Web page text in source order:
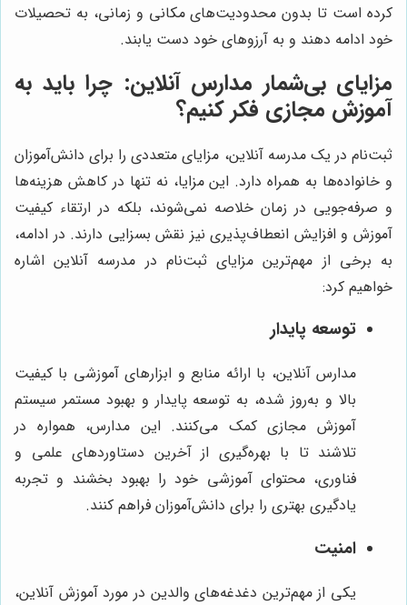
کرده است تا بدون محدودیت‌های مکانی و زمانی، به تحصیلات
خود ادامه دهند و به آرزوهای خود دست یابند.
مزایای بی‌شمار مدارس آنلاین: چرا باید به
آموزش مجازی فکر کنیم؟
ثبت‌نام در یک مدرسه آنلاین، مزایای متعددی را برای دانش‌آموزان
و خانواده‌ها به همراه دارد. این مزایا، نه تنها در کاهش هزینه‌ها
و صرفه‌جویی در زمان خلاصه نمی‌شوند، بلکه در ارتقاء کیفیت
آموزش و افزایش انعطاف‌پذیری نیز نقش بسزایی دارند. در ادامه،
به برخی از مهم‌ترین مزایای ثبت‌نام در مدرسه آنلاین اشاره
خواهیم کرد:
توسعه پایدار
مدارس آنلاین، با ارائه منابع و ابزارهای آموزشی با کیفیت
بالا و به‌روز شده، به توسعه پایدار و بهبود مستمر سیستم
آموزش مجازی کمک می‌کنند. این مدارس، همواره در
تلاشند تا با بهره‌گیری از آخرین دستاوردهای علمی و
فناوری، محتوای آموزشی خود را بهبود بخشند و تجربه
یادگیری بهتری را برای دانش‌آموزان فراهم کنند.
امنیت
یکی از مهم‌ترین دغدغه‌های والدین در مورد آموزش آنلاین،